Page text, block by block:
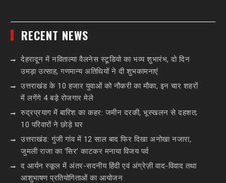
RECENT NEWS
देहरादून में नविताल्या वैलनेस स्टूडियो का भव्य शुभारंभ, दो दिन
उमड़ा उत्साह, गणमान्य अतिथियों ने दी शुभकामनाएं
उत्तराखंड के 10 हजार युवाओं को नौकरी का मौका, इन चार शहरों
में लगेंगे 4 बड़े रोजगार मेले
रुद्रप्रयाग में बारिश का कहर: जमीन दरकी, भूस्खलन से दहशत;
10 परिवारों ने छोड़े घर
उत्तराखंड: गुंजी गांव में 12 साल बाद फिर दिखा अनोखा नजारा,
जुमली राजा का ‘सिर’ काटकर मनाया विजय पर्व
द आर्यन स्कूल में अंतर-सदनीय हिंदी एवं अंग्रेज़ी वाद-विवाद तथा
आशुभाषण प्रतियोगिताओं का आयोजन